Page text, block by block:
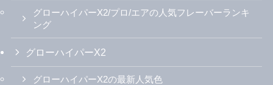
グローハイパーX2/プロ/エアの人気フレーバーランキ
ング
グローハイパーX2
グローハイパーX2の最新人気色